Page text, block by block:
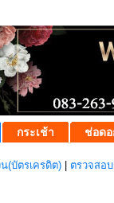
กระเช้า ช่อดอ
น(บัตรเครดิต) ตรวจสอ